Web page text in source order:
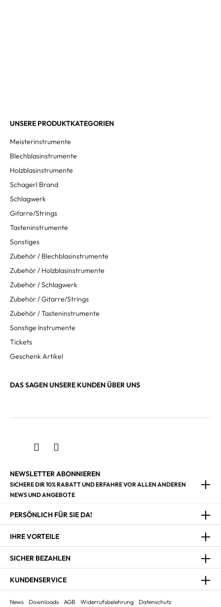
UNSERE PRODUKTKATEGORIEN
Meisterinstrumente
Blechblasinstrumente
Holzblasinstrumente
Schagerl Brand
Schlagwerk
Gitarre/Strings
Tasteninstrumente
Sonstiges
Zubehör / Blechblasinstrumente
Zubehör / Holzblasinstrumente
Zubehör / Schlagwerk
Zubehör / Gitarre/Strings
Zubehör / Tasteninstrumente
Sonstige Instrumente
Tickets
Geschenk Artikel
DAS SAGEN UNSERE KUNDEN ÜBER UNS
NEWSLETTER ABONNIEREN
SICHERE DIR 10% RABATT UND ERFAHRE VOR ALLEN ANDEREN
NEWS UND ANGEBOTE
PERSÖNLICH FÜR SIE DA!
IHRE VORTEILE
SICHER BEZAHLEN
KUNDENSERVICE
News Downloads AGB Widerrufsbelehrung Datenschutz